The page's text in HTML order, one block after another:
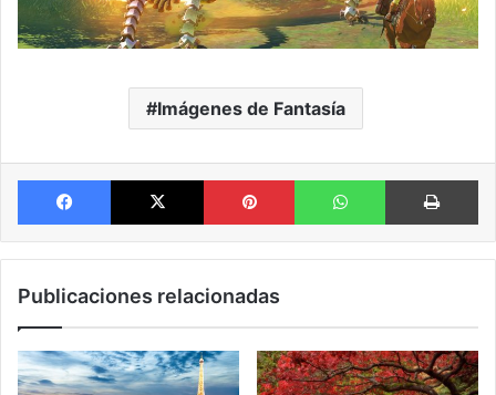
Imágenes de Fantasía
Facebook X Pinterest WhatsApp
Publicaciones relacionadas